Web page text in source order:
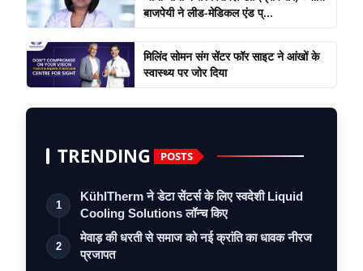
बाजपेयी ने लीड-मेडिकल एंड प्...
मिलिंद सोमन संग सेंटर फॉर साइट ने आंखों के
स्वास्थ्य पर जोर दिया
TRENDING POSTS
1
KühlTherm ने डेटा सेंटर्स के लिए स्वदेशी Liquid
Cooling Solutions लॉन्च किए
2
मेवाड़ की धरती से समाज को नई क्रांति का धावक नीरज
प्रजापत